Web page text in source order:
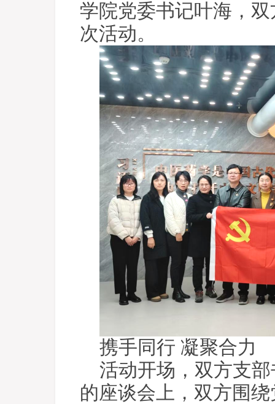
学院党委书记叶海，
次活动。
携手同行 凝聚合力
活动开场，双方支
的座谈会上，双方围